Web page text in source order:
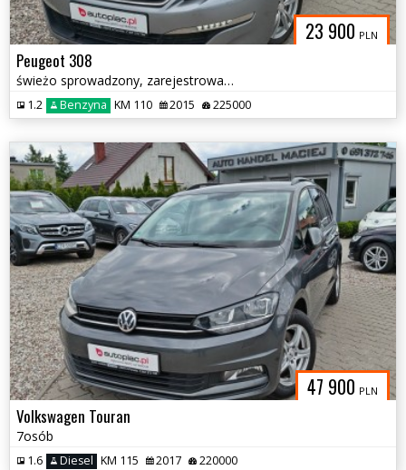
23 900 PLN
Peugeot 308
świeżo sprowadzony, zarejestrowany
1.2 Benzyna KM 110 2015 225000
47 900 PLN
Volkswagen Touran
7osób
1.6 Diesel KM 115 2017 220000